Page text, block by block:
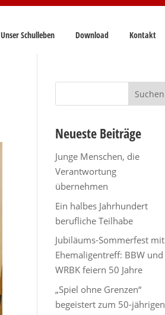
Unser Schulleben Download Kontakt
Suchen
Neueste Beiträge
Junge Menschen, die
Verantwortung
übernehmen
Ein halbes Jahrhundert
berufliche Teilhabe
Jubiläums-Sommerfest mit
Ehemaligentreff: BBW und
WRBK feiern 50 Jahre
„Spiel ohne Grenzen“
begeistert zum 50-jährigen